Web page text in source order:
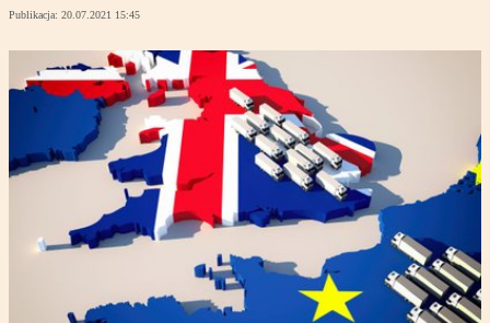
Publikacja: 20.07.2021 15:45